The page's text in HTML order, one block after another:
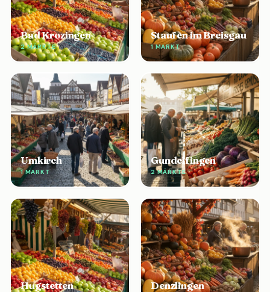
Bad Krozingen
2 MÄRKTE
Staufen im Breisgau
1 MARKT
Umkirch
1 MARKT
Gundelfingen
2 MÄRKTE
Hugstetten Denzlingen